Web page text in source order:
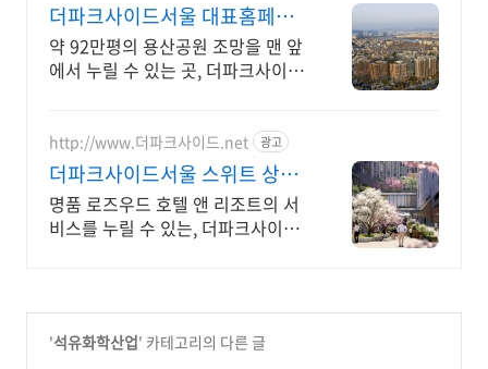
더파크사이드서울 대표홈페이
지 현대건설의 대규모 프로젝
트!
약 92만평의 용산공원 조망을 맨 앞
에서 누릴 수 있는 곳, 더파크사이드
http://www.더파크사이드.net 광고
더파크사이드서울 스위트 상담
신세계백화점 프리미엄 몰까지
명품 로즈우드 호텔 앤 리조트의 서
비스를 누릴 수 있는, 더파크사이드
'석유화학산업' 카테고리의 다른 글